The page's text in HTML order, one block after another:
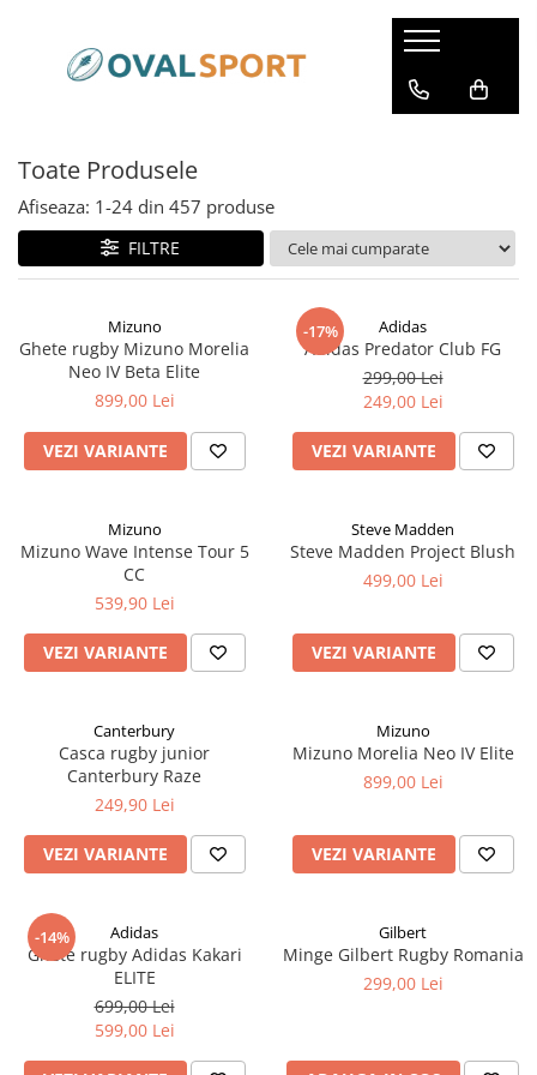
Femei
Incaltaminte
Barbati
Incaltaminte
Toate Produsele
Afiseaza: 1-24 din 457 produse
FILTRE
Mizuno
Ghete rugby Mizuno Morelia
Neo IV Beta Elite
899,00 Lei
VEZI VARIANTE
-17% Adidas
Adidas Predator Club FG
299,00 Lei
249,00 Lei
VEZI VARIANTE
Mizuno
Mizuno Wave Intense Tour 5
CC
539,90 Lei
VEZI VARIANTE
Steve Madden
Steve Madden Project Blush
499,00 Lei
VEZI VARIANTE
Canterbury
Casca rugby junior
Canterbury Raze
249,90 Lei
VEZI VARIANTE
Mizuno
Mizuno Morelia Neo IV Elite
899,00 Lei
VEZI VARIANTE
-14% Adidas
Ghete rugby Adidas Kakari
ELITE
699,00 Lei
599,00 Lei
Gilbert
Minge Gilbert Rugby Romania
299,00 Lei